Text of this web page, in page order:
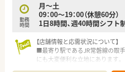
勤務
時間
月～土
09：00～19：00（休憩60分）
1日8時間、週40時間シフト
【店舗情報と応需状況について】
■最寄り駅であるJR常磐線の取
にも大変便利な立地にあります。